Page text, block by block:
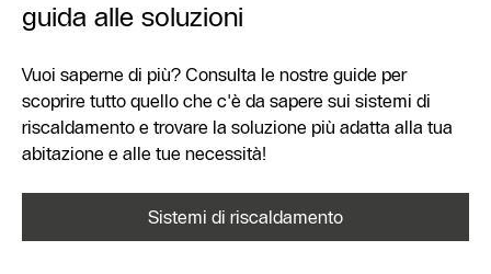
guida alle soluzioni
Vuoi saperne di più? Consulta le nostre guide per
scoprire tutto quello che c'è da sapere sui sistemi di
riscaldamento e trovare la soluzione più adatta alla tua
abitazione e alle tue necessità!
Sistemi di riscaldamento